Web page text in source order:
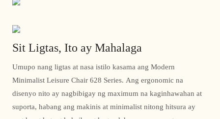
Sit Ligtas, Ito ay Mahalaga
Umupo nang ligtas at nasa istilo kasama ang Modern
Minimalist Leisure Chair 628 Series. Ang ergonomic na
disenyo nito ay nagbibigay ng maximum na kaginhawahan at
suporta, habang ang makinis at minimalist nitong hitsura ay